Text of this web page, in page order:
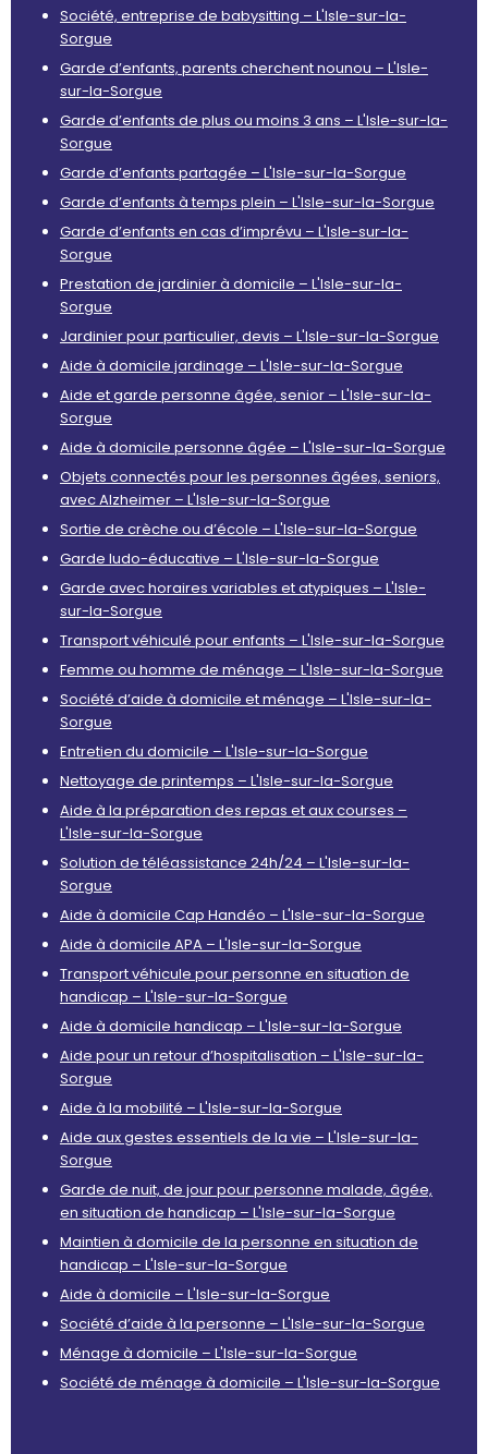
Société, entreprise de babysitting – L'Isle-sur-la-
Sorgue
Garde d’enfants, parents cherchent nounou – L'Isle-
sur-la-Sorgue
Garde d’enfants de plus ou moins 3 ans – L'Isle-sur-la-
Sorgue
Garde d’enfants partagée – L'Isle-sur-la-Sorgue
Garde d’enfants à temps plein – L'Isle-sur-la-Sorgue
Garde d’enfants en cas d’imprévu – L'Isle-sur-la-
Sorgue
Prestation de jardinier à domicile – L'Isle-sur-la-
Sorgue
Jardinier pour particulier, devis – L'Isle-sur-la-Sorgue
Aide à domicile jardinage – L'Isle-sur-la-Sorgue
Aide et garde personne âgée, senior – L'Isle-sur-la-
Sorgue
Aide à domicile personne âgée – L'Isle-sur-la-Sorgue
Objets connectés pour les personnes âgées, seniors,
avec Alzheimer – L'Isle-sur-la-Sorgue
Sortie de crèche ou d’école – L'Isle-sur-la-Sorgue
Garde ludo-éducative – L'Isle-sur-la-Sorgue
Garde avec horaires variables et atypiques – L'Isle-
sur-la-Sorgue
Transport véhiculé pour enfants – L'Isle-sur-la-Sorgue
Femme ou homme de ménage – L'Isle-sur-la-Sorgue
Société d’aide à domicile et ménage – L'Isle-sur-la-
Sorgue
Entretien du domicile – L'Isle-sur-la-Sorgue
Nettoyage de printemps – L'Isle-sur-la-Sorgue
Aide à la préparation des repas et aux courses –
L'Isle-sur-la-Sorgue
Solution de téléassistance 24h/24 – L'Isle-sur-la-
Sorgue
Aide à domicile Cap Handéo – L'Isle-sur-la-Sorgue
Aide à domicile APA – L'Isle-sur-la-Sorgue
Transport véhicule pour personne en situation de
handicap – L'Isle-sur-la-Sorgue
Aide à domicile handicap – L'Isle-sur-la-Sorgue
Aide pour un retour d’hospitalisation – L'Isle-sur-la-
Sorgue
Aide à la mobilité – L'Isle-sur-la-Sorgue
Aide aux gestes essentiels de la vie – L'Isle-sur-la-
Sorgue
Garde de nuit, de jour pour personne malade, âgée,
en situation de handicap – L'Isle-sur-la-Sorgue
Maintien à domicile de la personne en situation de
handicap – L'Isle-sur-la-Sorgue
Aide à domicile – L'Isle-sur-la-Sorgue
Société d’aide à la personne – L'Isle-sur-la-Sorgue
Ménage à domicile – L'Isle-sur-la-Sorgue
Société de ménage à domicile – L'Isle-sur-la-Sorgue